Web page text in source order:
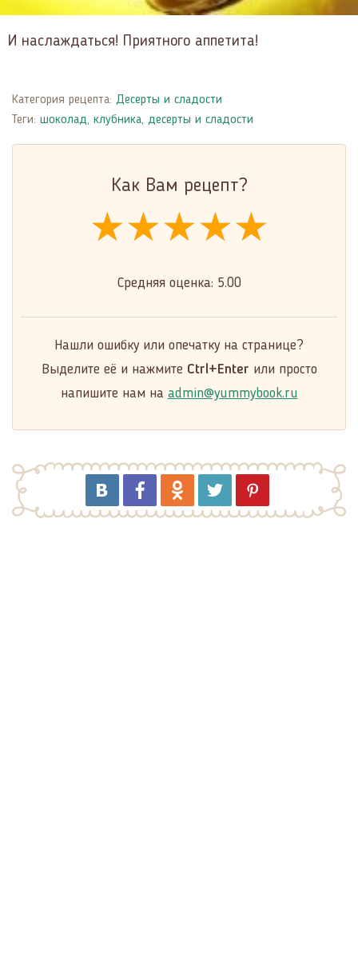
И наслаждаться! Приятного аппетита!
Категория рецепта: Десерты и сладости
Теги: шоколад, клубника, десерты и сладости
Как Вам рецепт?
★★★★★
★★★★★
★★★★★
Средняя оценка: 5.00
Нашли ошибку или опечатку на странице?
Выделите её и нажмите Ctrl+Enter или просто
напишите нам на admin@yummybook.ru